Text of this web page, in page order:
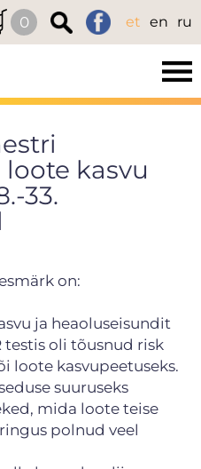
0 et en ru
kasvu
33.
on:
ja heaoluseisundit
testis oli tõusnud risk
loote kasvupeetuseks.
suuruseks
mida loote teise
polnud veel